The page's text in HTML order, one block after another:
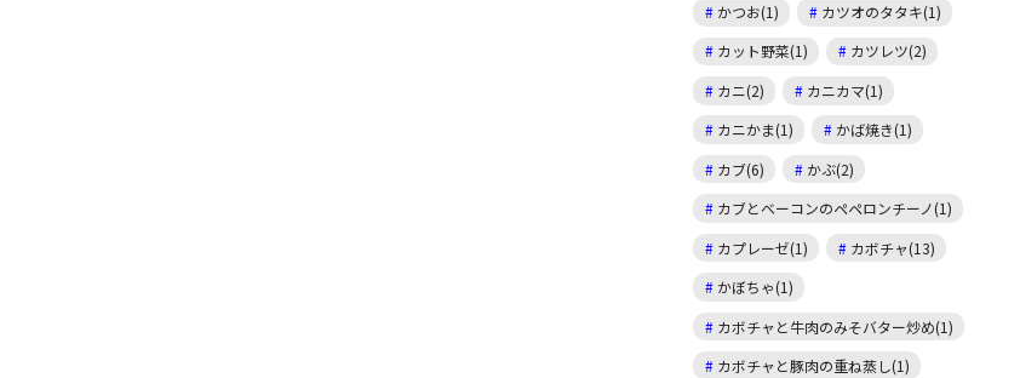
かつお(1)
カツオのタタキ(1)
カット野菜(1)
カツレツ(2)
カニ(2)
カニカマ(1)
カニかま(1)
かば焼き(1)
カブ(6)
かぶ(2)
カブとベーコンのペペロンチーノ(1)
カプレーゼ(1)
カボチャ(13)
かぼちゃ(1)
カボチャと牛肉のみそバター炒め(1)
カボチャと豚肉の重ね蒸し(1)